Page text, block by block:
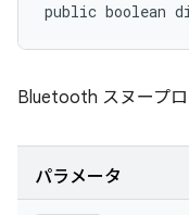
public boolean
Bluetooth スヌープ
パラメータ